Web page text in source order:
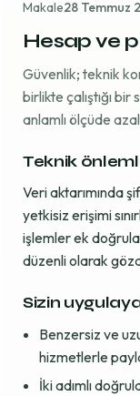
Makale28 Temmuz
Hesap ve
Güvenlik; teknik
birlikte çalıştığı
anlamlı ölçüde
Teknik
Veri aktarımında
yetkisiz erişimi
işlemler ek
düzenli olarak
Sizin
Benzersiz ve
hizmetlerle
İki adımlı